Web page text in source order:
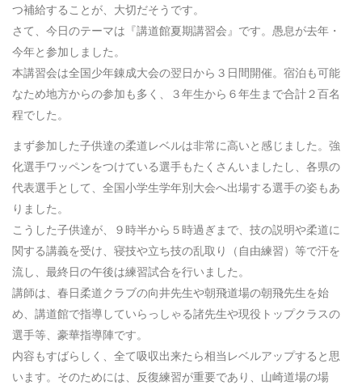
つ補給することが、大切だそうです。
さて、今日のテーマは『講道館夏期講習会』です。愚息が去年・
今年と参加しました。
本講習会は全国少年錬成大会の翌日から３日間開催。宿泊も可能
なため地方からの参加も多く、３年生から６年生まで合計２百名
程でした。
まず参加した子供達の柔道レベルは非常に高いと感じました。強
化選手ワッペンをつけている選手もたくさんいましたし、各県の
代表選手として、全国小学生学年別大会へ出場する選手の姿もあ
りました。
こうした子供達が、９時半から５時過ぎまで、技の説明や柔道に
関する講義を受け、寝技や立ち技の乱取り（自由練習）等で汗を
流し、最終日の午後は練習試合を行いました。
講師は、春日柔道クラブの向井先生や朝飛道場の朝飛先生を始
め、講道館で指導していらっしゃる諸先生や現役トップクラスの
選手等、豪華指導陣です。
内容もすばらしく、全て吸収出来たら相当レベルアップすると思
います。そのためには、反復練習が重要であり、山崎道場の場